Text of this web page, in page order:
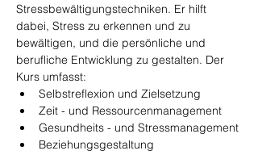
Stressbewältigungstechniken. Er hilft
dabei, Stress zu erkennen und zu
bewältigen, und die persönliche und
berufliche Entwicklung zu gestalten. Der
Kurs umfasst:
Selbstreflexion und Zielsetzung
Zeit - und Ressourcenmanagement
Gesundheits - und Stressmanagement
Beziehungsgestaltung